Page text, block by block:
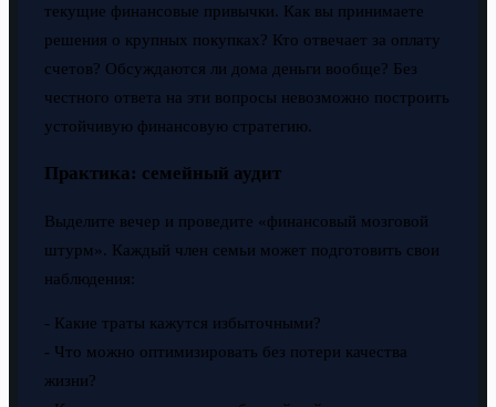
текущие финансовые привычки. Как вы принимаете
решения о крупных покупках? Кто отвечает за оплату
счетов? Обсуждаются ли дома деньги вообще? Без
честного ответа на эти вопросы невозможно построить
устойчивую финансовую стратегию.
Практика: семейный аудит
Выделите вечер и проведите «финансовый мозговой
штурм». Каждый член семьи может подготовить свои
наблюдения:
- Какие траты кажутся избыточными?
- Что можно оптимизировать без потери качества
жизни?